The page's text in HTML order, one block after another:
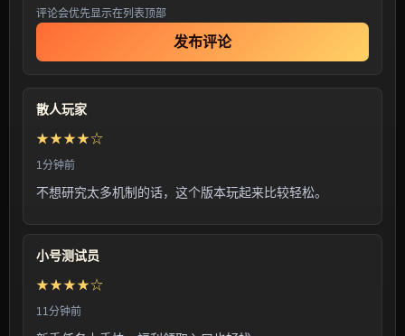
评论会优先显示在列表顶部
发布评论
散人玩家
★★★★☆
1分钟前
不想研究太多机制的话，这个版本玩起来比较轻松。
小号测试员
★★★★☆
11分钟前